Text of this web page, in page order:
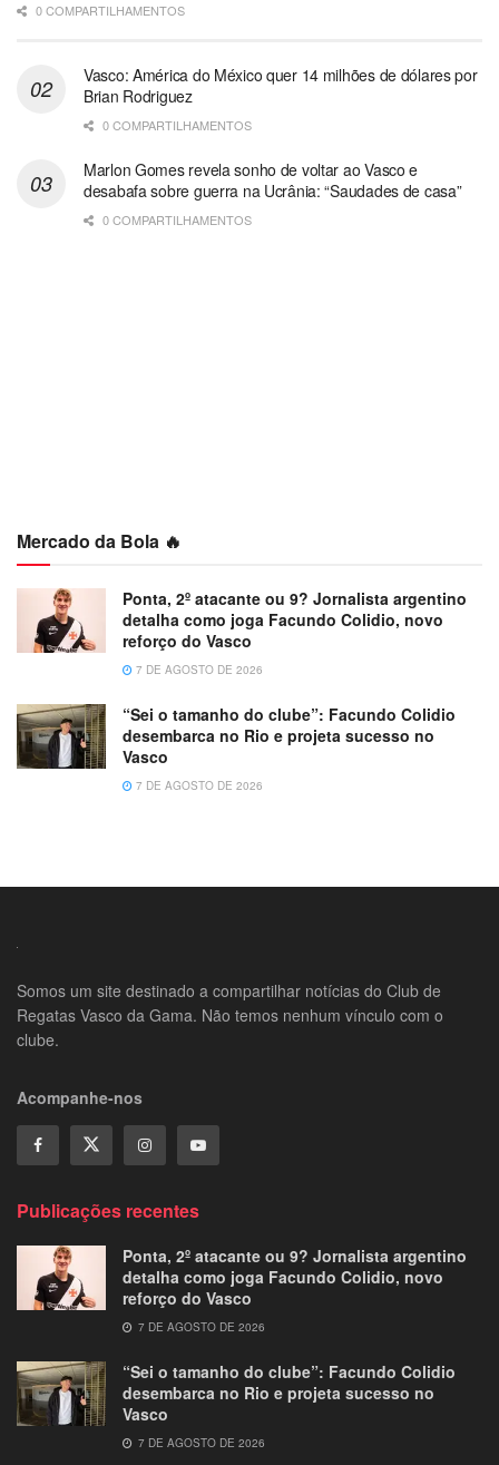
0 COMPARTILHAMENTOS
Vasco: América do México quer 14 milhões de dólares por
Brian Rodriguez
0 COMPARTILHAMENTOS
Marlon Gomes revela sonho de voltar ao Vasco e
desabafa sobre guerra na Ucrânia: “Saudades de casa”
0 COMPARTILHAMENTOS
Mercado da Bola 🔥
Ponta, 2º atacante ou 9? Jornalista argentino
detalha como joga Facundo Colidio, novo
reforço do Vasco
7 DE AGOSTO DE 2026
“Sei o tamanho do clube”: Facundo Colidio
desembarca no Rio e projeta sucesso no
Vasco
7 DE AGOSTO DE 2026
Somos um site destinado a compartilhar notícias do Club de
Regatas Vasco da Gama. Não temos nenhum vínculo com o
clube.
Acompanhe-nos
Publicações recentes
Ponta, 2º atacante ou 9? Jornalista argentino
detalha como joga Facundo Colidio, novo
reforço do Vasco
7 DE AGOSTO DE 2026
“Sei o tamanho do clube”: Facundo Colidio
desembarca no Rio e projeta sucesso no
Vasco
7 DE AGOSTO DE 2026